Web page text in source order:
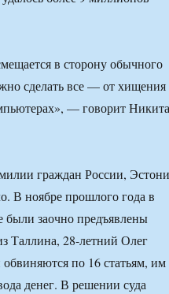
в сторону обычного
сделать все — от хищения
— говорит Никита
граждан России,
В ноябре прошлого года в
были заочно предъявлены
Таллина, 28-летний Олег
по 16 статьям, им
денег. В решении суда